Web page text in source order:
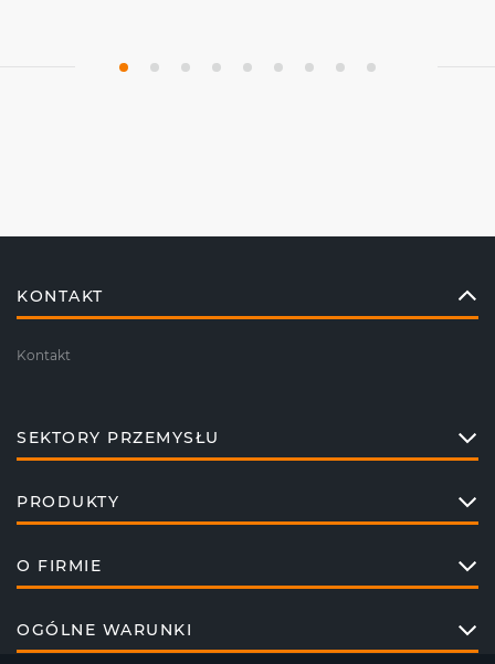
KONTAKT
Kontakt
SEKTORY PRZEMYSŁU
PRODUKTY
O FIRMIE
OGÓLNE WARUNKI